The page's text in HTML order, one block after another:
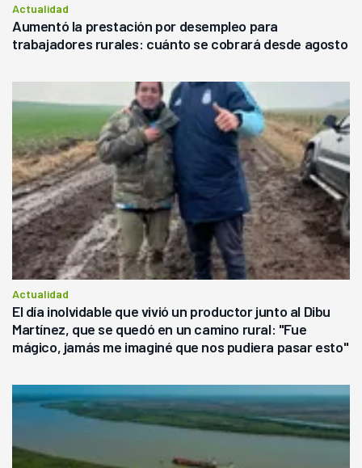
Actualidad
Aumentó la prestación por desempleo para
trabajadores rurales: cuánto se cobrará desde agosto
Actualidad
El día inolvidable que vivió un productor junto al Dibu
Martínez, que se quedó en un camino rural: "Fue
mágico, jamás me imaginé que nos pudiera pasar esto"